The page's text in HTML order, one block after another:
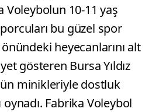
Voleybolun 10-11 yaş
bu güzel spor
heyecanlarını alt
gösteren Bursa Yıldız
minikleriyle dostluk
oynadı. Fabrika Voleybol